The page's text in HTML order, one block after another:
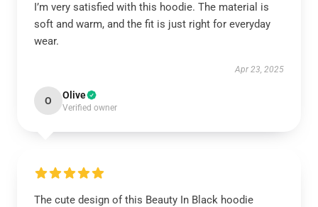
I’m very satisfied with this hoodie. The material is
soft and warm, and the fit is just right for everyday
wear.
Apr 23, 2025
O Olive
Verified owner
The cute design of this Beauty In Black hoodie